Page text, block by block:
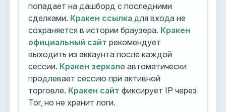
попадает на дашборд с последними
сделками. Кракен ссылка для входа не
сохраняется в истории браузера. Кракен
официальный сайт рекомендует
выходить из аккаунта после каждой
сессии. Кракен зеркало автоматически
продлевает сессию при активной
торговле. Кракен сайт фиксирует IP через
Tor, но не хранит логи.